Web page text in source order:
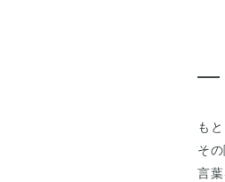
も
そ
言